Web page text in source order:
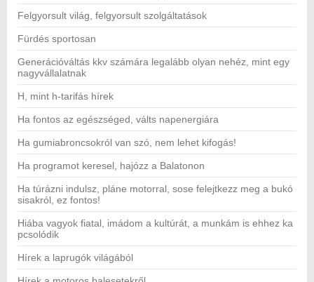
Felgyorsult világ, felgyorsult szolgáltatások
Fürdés sportosan
Generációváltás kkv számára legalább olyan nehéz, mint egy
nagyvállalatnak
H, mint h-tarifás hírek
Ha fontos az egészséged, válts napenergiára
Ha gumiabroncsokról van szó, nem lehet kifogás!
Ha programot keresel, hajózz a Balatonon
Ha túrázni indulsz, pláne motorral, sose felejtkezz meg a bukó
sisakról, ez fontos!
Hiába vagyok fiatal, imádom a kultúrát, a munkám is ehhez ka
pcsolódik
Hírek a laprugók világából